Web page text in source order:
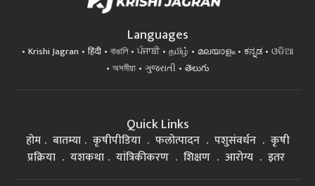
Languages
Krishi Jagran हिंदी বাঙালি ਪੰਜਾਬੀ தமிழ் മലയാളം ಕನ್ನಡ
ଓଡିଆ
অসমীয়া
ગુજરાતી తెలుగు
Quick Links
होम बातम्या कृषीपीडिया फलोत्पादन पशुसंवर्धन
कृषी
प्रक्रिया
यशकथा यांत्रिकीकरण शिक्षण आरोग्य इतर